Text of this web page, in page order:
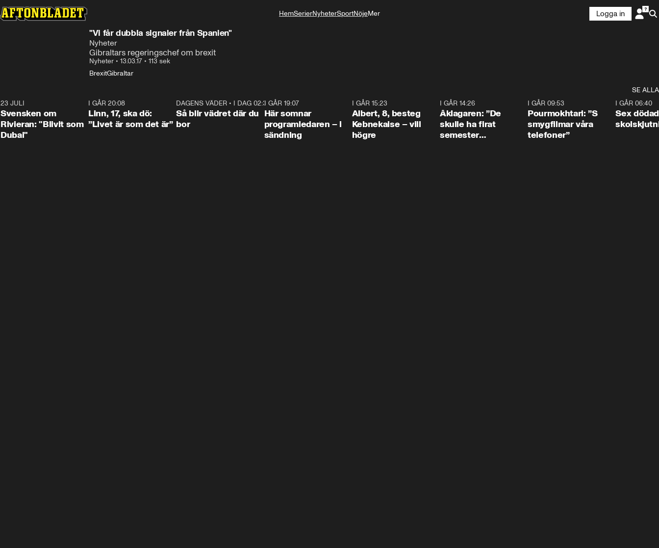
HemSerierNyheterSportNöjeMer
Logga in
"Vi får dubbla signaler från Spanien"
Nyheter
Gibraltars regeringschef om brexit
Nyheter • 13.03.17 • 113 sek
BrexitGibraltar
SE ALLA
23 JULI
Svensken om
Rivieran: "Blivit som
Dubai"
I GÅR 20:08
Linn, 17, ska dö:
”Livet är som det är”
1:06
DAGENS VÄDER • I DAG 02:30
Så blir vädret där du
bor
I GÅR 19:07
Här somnar
programledaren – i
sändning
I GÅR 15:23
Albert, 8, besteg
Kebnekaise – vill
högre
I GÅR 14:26
Åklagaren: ”De
skulle ha firat
semester
I GÅR 09:53
Pourmokhtari: ”S
smygfilmar våra
telefoner”
I GÅR 06:40
Sex